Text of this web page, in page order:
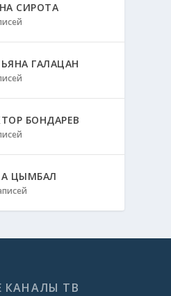
СИРОТА
ГАЛАЦАН
БОНДАРЕВ
ЦЫМБАЛ
КАНАЛЫ ТВ